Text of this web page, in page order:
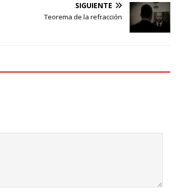
SIGUIENTE
Teorema de la refracción